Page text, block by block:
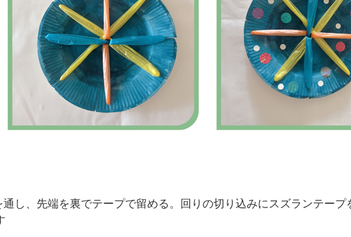
し、先端を裏でテープで留める。回りの切り込みにスズランテー